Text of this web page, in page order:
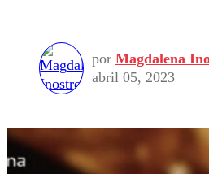
por Magdalena
abril 05, 2023